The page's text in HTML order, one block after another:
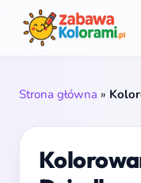
Strona główna »